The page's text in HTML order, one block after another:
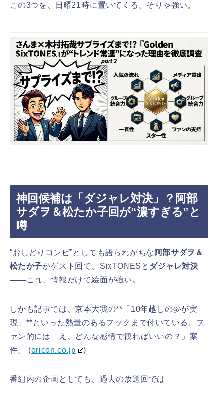
この3つを、日曜21時に置いてくる。そりゃ強い。
神回候補は「ダジャレ対決」？阿部
サダヲ＆松たか子回が“濃すぎる”と
噂
“おしどりコンビ”としても語られがちな 阿部サダヲ＆
松たか子がゲスト回で、SixTONESと ダジャレ対決
――これ、情報だけで絵面が強い。
しかも記事では、京本大我の**「10年越しの夢が実
現」**といった熱量のあるフックまで付いている。フ
ァン的には「え、どんな感情で観ればいいの？」案
件。 (oricon.co.jp )
番組内の企画としても、過去の放送回では